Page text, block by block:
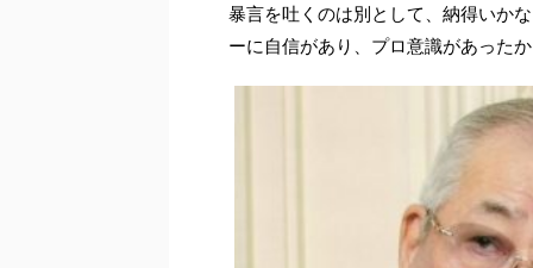
暴言を吐くのは別として、納得いか
ーに自信があり、プロ意識があった